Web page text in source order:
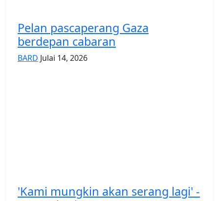
Pelan pascaperang Gaza
berdepan cabaran
BARD Julai 14, 2026
'Kami mungkin akan serang lagi' -